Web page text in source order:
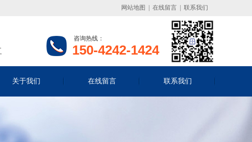
网站地图 在线留言 联系我们
150-4242-1424
咨询热线：
关于我们 在线留言 联系我们